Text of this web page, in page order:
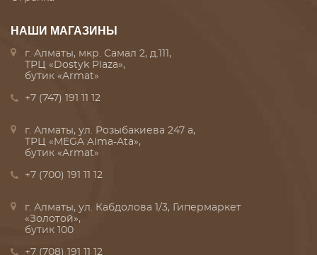
НАШИ МАГАЗИНЫ
г. Алматы, мкр. Самал 2, д.111,
ТРЦ «Dostyk Plaza»,
бутик «Armat»
+7 (747) 191 11 12
г. Алматы, ул. Розыбакиева 247 а,
ТРЦ «MEGA Alma-Ata»,
бутик «Armat»
+7 (700) 191 11 12
г. Алматы, ул. Кабдолова 1/3, Гипермаркет
«Золотой»,
бутик 100
+7 (708) 191 11 12